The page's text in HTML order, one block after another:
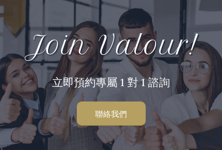
Join Valour!
立即預約專屬 1 對 1 諮詢
聯絡我們